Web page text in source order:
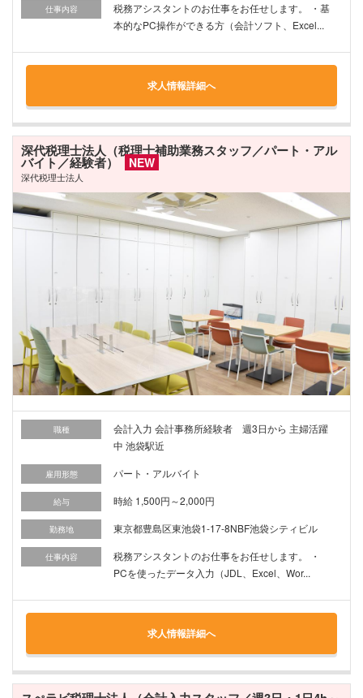
仕事内容
税務アシスタントのお仕事をお任せします。 ・基
本的なPC操作ができる方（会計ソフト、Excel...
求人情報詳細へ
深代税理士法人（税理士補助業務スタッフ／パート・アル
バイト／経験者） NEW
深代税理士法人
職種
会計入力 会計事務所経験者 週3日から 主婦活躍
中 池袋駅近
雇用形態 パート・アルバイト
給与 時給 1,500円～2,000円
勤務地 東京都豊島区東池袋1-17-8NBF池袋シティビル
仕事内容
税務アシスタントのお仕事をお任せします。 ・
PCを使ったデータ入力（JDL、Excel、Wor...
求人情報詳細へ